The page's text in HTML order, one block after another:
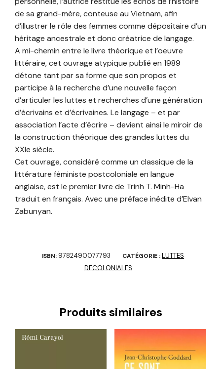
de sa grand-mère, conteuse au Vietnam, afin
d’illustrer le rôle des femmes comme dépositaire d’un
héritage ancestrale et donc créatrice de langage.
A mi-chemin entre le livre théorique et l’oeuvre
littéraire, cet ouvrage atypique publié en 1989
détone tant par sa forme que son propos et
participe à la recherche d’une nouvelle façon
d’articuler les luttes et recherches d’une génération
d’écrivains et d’écrivaines. Le langage – et par
association l’acte d’écrire – devient ainsi le miroir de
la construction théorique des grandes luttes du
XXIe siècle.
Cet ouvrage, considéré comme un classique de la
littérature féministe postcoloniale en langue
anglaise, est le premier livre de Trinh T. Minh-Ha
traduit en français. Avec une préface inédite d’Elvan
Zabunyan.
ISBN: 9782490077793 CATÉGORIE :LUTTES
DECOLONIALES
Produits similaires